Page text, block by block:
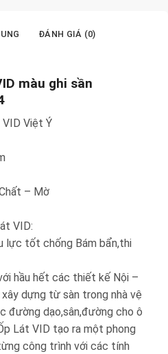
ĐÁNH GIÁ (0)
màu ghi sần
VID Việt Ý
– Mờ
VID:
lực tốt chống Bám bẩn,thi
hầu hết các thiết kế Nội –
dựng từ sàn trong nhà vệ
đường dạo,sân,đường cho ô
Lát VID tạo ra một phong
công trình với các tính